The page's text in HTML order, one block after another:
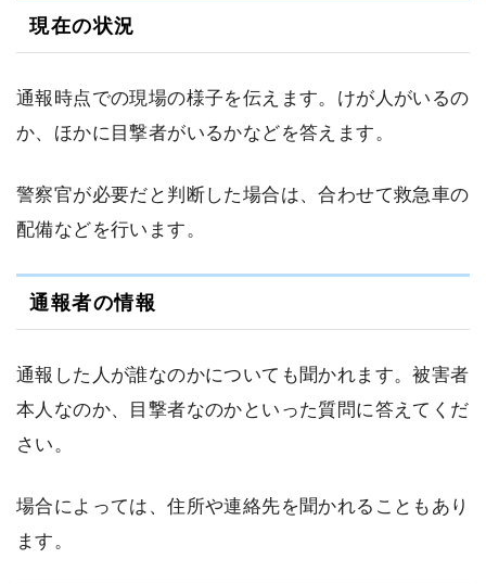
現在の状況
通報時点での現場の様子を伝えます。けが人がいるの
か、ほかに目撃者がいるかなどを答えます。
警察官が必要だと判断した場合は、合わせて救急車の
配備などを行います。
通報者の情報
通報した人が誰なのかについても聞かれます。被害者
本人なのか、目撃者なのかといった質問に答えてくだ
さい。
場合によっては、住所や連絡先を聞かれることもあり
ます。